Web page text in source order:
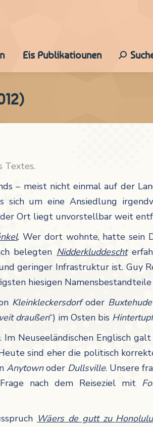
Eis Publikatiounen Search:
Textes.
– meist nicht einmal auf der
sich um eine Ansiedlung
der Ort liegt unvorstellbar weit
. Wer dort wohnte, hatte sein
belegten Nidderkluddescht
geringer Infrastruktur ist. Guy
hiesigen
Kleinkleckersdorfoder Buxtehude
draußen“) im Osten bis
. Im Neuseeländischen Englisch
sind eher die politisch
Anytownoder Dullsville. Unsere
nach dem Reiseziel mit
Wäers de gutt zu